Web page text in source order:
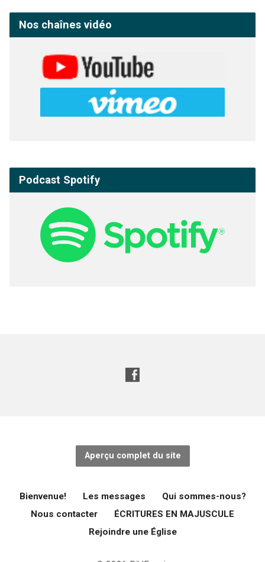
Nos chaînes vidéo
Podcast Spotify
Aperçu complet du site
Bienvenue! Les messages
Qui sommes-nous?
Nous contacter
ÉCRITURES EN MAJUSCULE
Rejoindre une Église